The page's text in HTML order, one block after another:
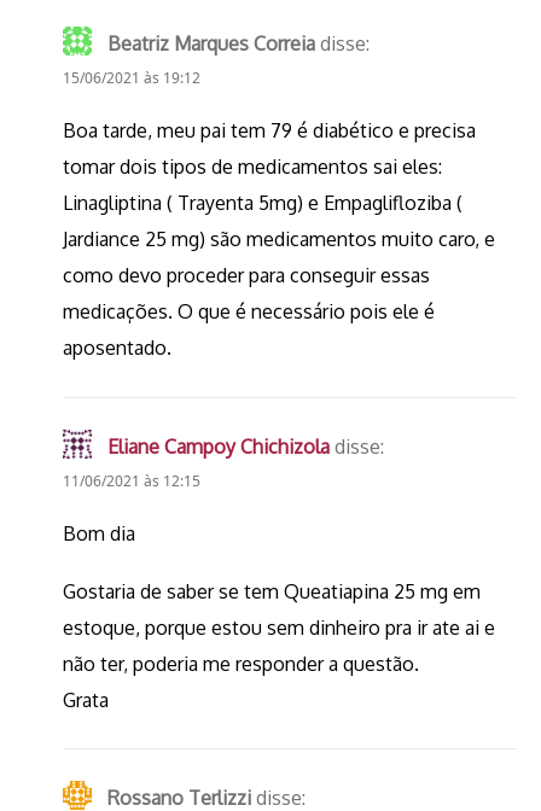
Beatriz Marques Correia disse:
15/06/2021 às 19:12
Boa tarde, meu pai tem 79 é diabético e precisa
tomar dois tipos de medicamentos sai eles:
Linagliptina ( Trayenta 5mg) e Empaglifloziba (
Jardiance 25 mg) são medicamentos muito caro, e
como devo proceder para conseguir essas
medicações. O que é necessário pois ele é
aposentado.
Eliane Campoy Chichizola disse:
11/06/2021 às 12:15
Bom dia
Gostaria de saber se tem Queatiapina 25 mg em
estoque, porque estou sem dinheiro pra ir ate ai e
não ter, poderia me responder a questão.
Grata
Rossano Terlizzi disse: